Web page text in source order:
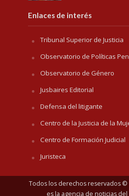
Enlaces de interés
Tribunal Superior de Justicia
Observatorio de Políticas
Observatorio de Género
Jusbaires Editorial
Defensa del litigante
Centro de la Justicia de la
Centro de Formación Judicial
Juristeca
Todos los derechos reservados ©
es la agencia de noticias del